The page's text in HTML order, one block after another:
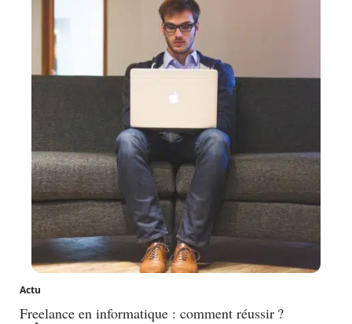
Actu
Freelance en informatique : comment réussir ?